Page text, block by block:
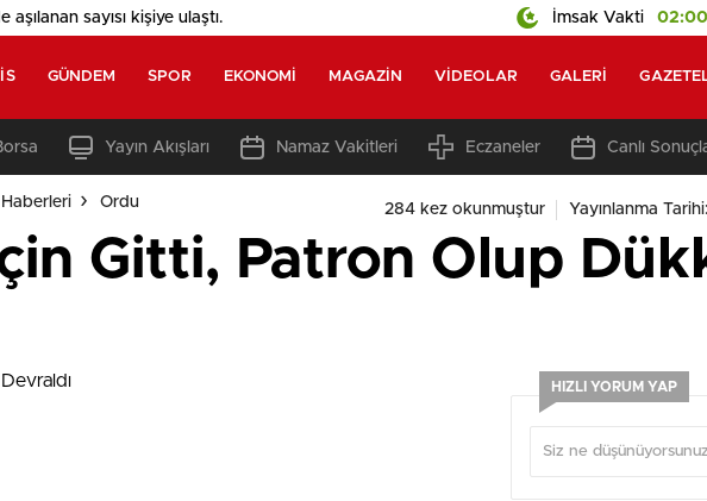
sayısı kişiye ulaştı. İmsak Vakti 02:00
GÜNDEM SPOR EKONOMI MAGAZIN VIDEOLAR GALERI
Yayın Akışları Namaz Vakitleri Eczaneler Canlı
Ordu 284 kez okunmuştur Yayınlanma
Gitti, Patron Olup
HIZLI YORUM YAP